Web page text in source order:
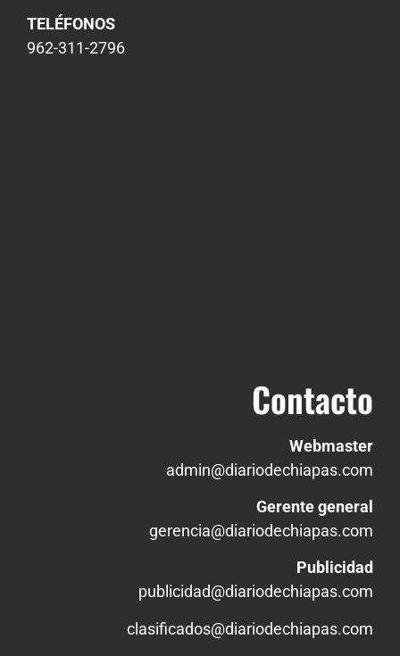
TELÉFONOS
962-311-2796
Contacto
Webmaster
admin@diariodechiapas.com
Gerente general
gerencia@diariodechiapas.com
Publicidad
publicidad@diariodechiapas.com
clasificados@diariodechiapas.com